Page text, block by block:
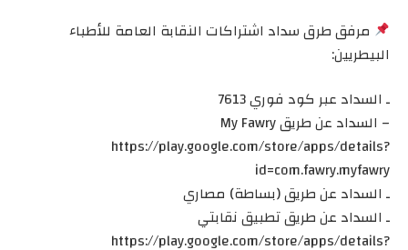
مرفق طرق سداد اشتراكات النقابة العامة للأطباء
البيطريين:
ـ السداد عبر كود فوري 7613
– السداد عن طريق My Fawry
https://play.google.com/store/apps/details?
id=com.fawry.myfawry
ـ السداد عن طريق (بساطة) مصاري
ـ السداد عن طريق تطبيق نقابتي
https://play.google.com/store/apps/details?